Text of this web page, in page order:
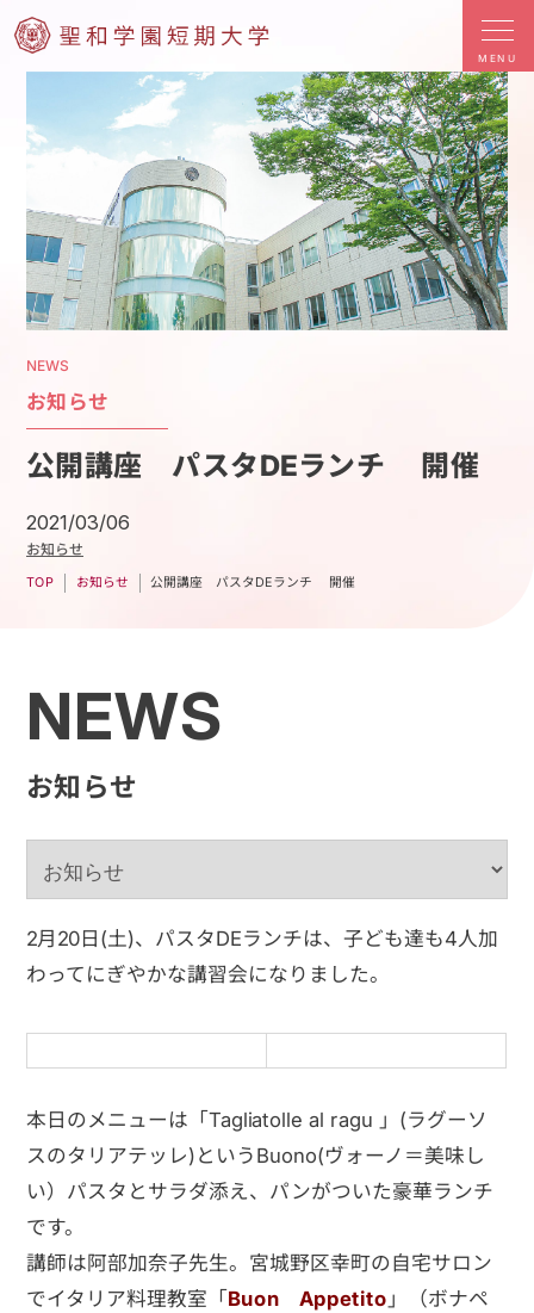
MENU
NEWS
お知らせ
公開講座 パスタDEランチ 開催
2021/03/06
お知らせ
TOP お知らせ 公開講座 パスタDEランチ 開催
NEWS
お知らせ
2月20日(土)、パスタDEランチは、子ども達も4人加
わってにぎやかな講習会になりました。
本日のメニューは「Tagliatolle al ragu 」(ラグーソ
スのタリアテッレ)というBuono(ヴォーノ＝美味し
い）パスタとサラダ添え、パンがついた豪華ランチ
です。
講師は阿部加奈子先生。宮城野区幸町の自宅サロン
でイタリア料理教室「 Buon Appetito 」（ボナペ